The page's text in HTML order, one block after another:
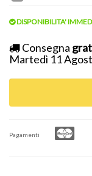
DISPONIBILITA'
Consegna
Martedì 11
Pagamenti